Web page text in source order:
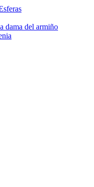
dama del armiño